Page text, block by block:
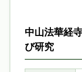
中山法華経
び研究